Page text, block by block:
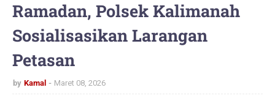
Ramadan, Polsek Kalimanah
Sosialisasikan Larangan
Petasan
by Kamal Maret 08, 2026